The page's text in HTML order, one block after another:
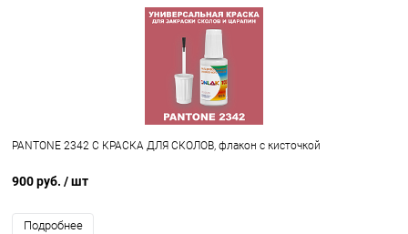
PANTONE 2342 C КРАСКА ДЛЯ СКОЛОВ, флакон с кисточкой
900 руб. / шт
Подробнее